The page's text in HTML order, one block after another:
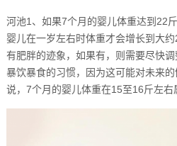
河池1、如果7个月的婴儿体重达到22
婴儿在一岁左右时体重才会增长到大
有肥胖的迹象，如果有，则需要尽快
暴饮暴食的习惯，因为这可能对未来
说，7个月的婴儿体重在15至16斤左右